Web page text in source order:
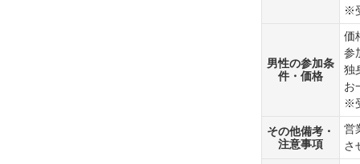
※
男性の参加条
件・価格
価
参
独
お
※
その他備考・
注意事項
営
さ